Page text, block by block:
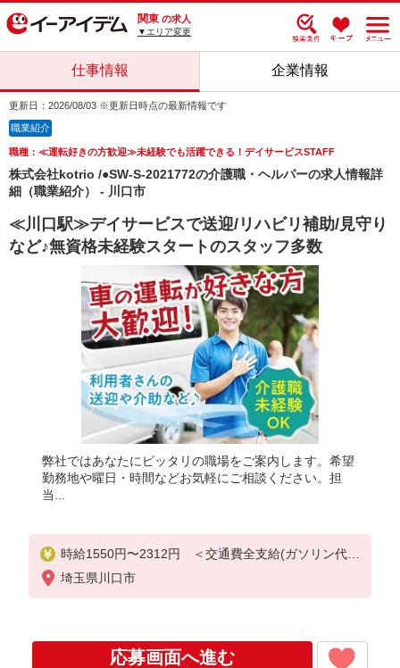
関東 の求人
▼エリア変更
仕事情報 企業情報
更新日：2026/08/03 ※更新日時点の最新情報です
職業紹介
職種：≪運転好きの方歓迎≫未経験でも活躍できる！デイサービスSTAFF
株式会社kotrio /●SW-S-2021772の介護職・ヘルパーの求人情報詳
細（職業紹介） - 川口市
≪川口駅≫デイサービスで送迎/リハビリ補助/見守り
など♪無資格未経験スタートのスタッフ多数
弊社ではあなたにピッタリの職場をご案内します。希望
勤務地や曜日・時間などお気軽にご相談ください。担
当...
時給1550円〜2312円 ＜交通費全支給(ガソリン代含
む)＞
埼玉県川口市
応募画面へ進む